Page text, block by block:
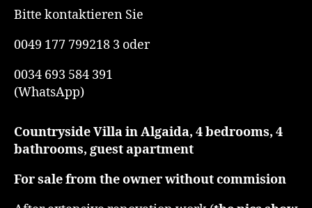
Bitte kontaktieren Sie
0049 177 799218 3 oder
0034 693 584 391
(WhatsApp)
Countryside Villa in Algaida, 4 bedrooms, 4
bathrooms, guest apartment
For sale from the owner without commision